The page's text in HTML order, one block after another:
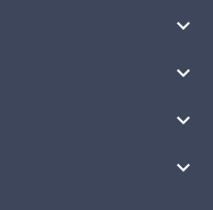



